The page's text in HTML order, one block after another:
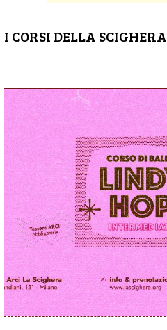
I CORSI DELLA SCIGHERA